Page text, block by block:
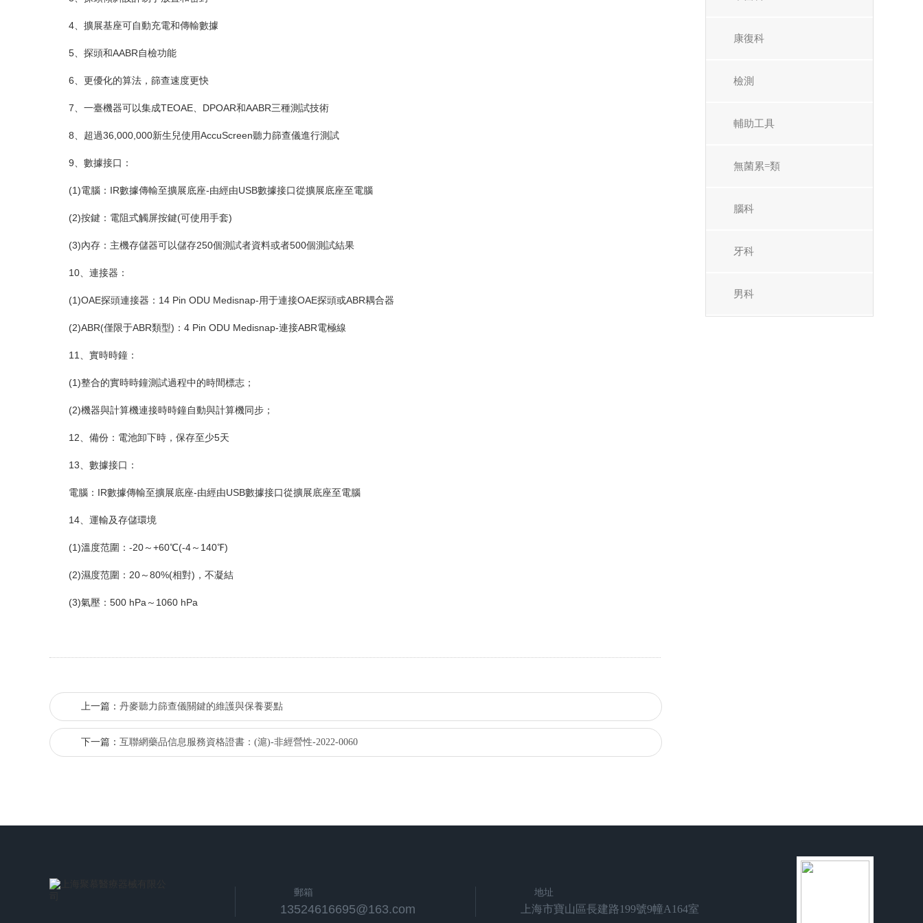
4、擴展基座可自動充電和傳輸數據
5、探頭和AABR自檢功能
6、更優化的算法，篩查速度更快
7、一臺機器可以集成TEOAE、DPOAR和AABR三種測試技術
8、超過36,000,000新生兒使用AccuScreen聽力篩查儀進行測試
9、數據接口：
(1)電腦：IR數據傳輸至擴展底座-由經由USB數據接口從擴展底座至電腦
(2)按鍵：電阻式觸屏按鍵(可使用手套)
(3)內存：主機存儲器可以儲存250個測試者資料或者500個測試結果
10、連接器：
(1)OAE探頭連接器：14 Pin ODU Medisnap-用于連接OAE探頭或ABR耦合器
(2)ABR(僅限于ABR類型)：4 Pin ODU Medisnap-連接ABR電極線
11、實時時鐘：
(1)整合的實時時鐘測試過程中的時間標志；
(2)機器與計算機連接時時鐘自動與計算機同步；
12、備份：電池卸下時，保存至少5天
13、數據接口：
電腦：IR數據傳輸至擴展底座-由經由USB數據接口從擴展底座至電腦
14、運輸及存儲環境
(1)溫度范圍：-20～+60℃(-4～140℉)
(2)濕度范圍：20～80%(相對)，不凝結
(3)氣壓：500 hPa～1060 hPa
上一篇： 丹麥聽力篩查儀關鍵的維護與保養要點
下一篇： 互聯網藥品信息服務資格證書：(滬)-非經營性-2022-0060
康復科
檢測
輔助工具
無菌累=類
腦科
牙科
男科
郵箱
13524616695@163.com
地址
上海市寶山區長建路199號9幢A164室